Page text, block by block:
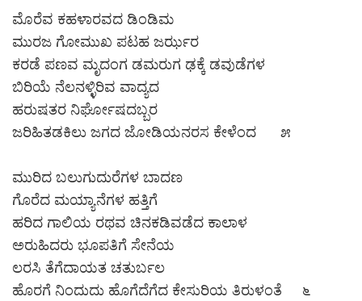
ಮೊರೆವ ಕಹಳಾರವದ ಡಿಂಡಿಮ
ಮುರಜ ಗೋಮುಖ ಪಟಹ ಜರ್ಝರ
ಕರಡೆ ಪಣವ ಮೃದಂಗ ಡಮರುಗ ಢಕ್ಕೆ ಡವುಡೆಗಳ
ಬಿರಿಯೆ ನೆಲನಳ್ಳಿರಿವ ವಾದ್ಯದ
ಹರುಷತರ ನಿರ್ಘೋಷದಬ್ಬರ
ಜರಿಹಿತಡಕಿಲು ಜಗದ ಜೋಡಿಯನರಸ ಕೇಳೆಂದ ೫
ಮುರಿದ ಬಲುಗುದುರೆಗಳ ಬಾದಣ
ಗೊರೆದ ಮಯ್ಯಾನೆಗಳ ಹತ್ತಿಗೆ
ಹರಿದ ಗಾಲಿಯ ರಥವ ಚಿನಕಡಿವಡೆದ ಕಾಲಾಳ
ಅರುಹಿದರು ಭೂಪತಿಗೆ ಸೇನೆಯ
ಲರಸಿ ತೆಗೆದಾಯತ ಚತುರ್ಬಲ
ಹೊರಗೆ ನಿಂದುದು ಹೊಗೆದೆಗೆದ ಕೇಸುರಿಯ ತಿರುಳಂತೆ ೬